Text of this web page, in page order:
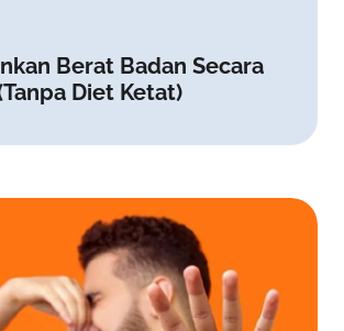
Berat Badan Secara
Diet Ketat)